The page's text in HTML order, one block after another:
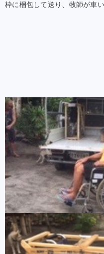
枠に梱包して送り、牧師が車